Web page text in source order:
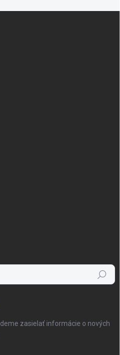
Hľadať
zasielať informácie o nových